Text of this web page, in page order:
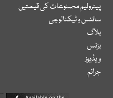
پیٹرولیم مصنوعات کی قیمتیں
سائنس و ٹیکنالوجی
بلاگ
بزنس
ویڈیوز
جرائم